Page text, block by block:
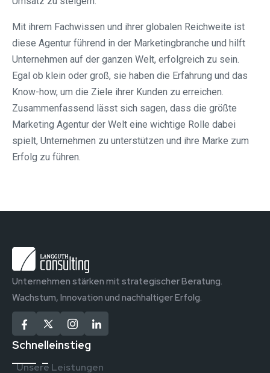
Mit ihrem Fachwissen und ihrer globalen Reichweite ist
diese Agentur führend in der Marketingbranche und hilft
Unternehmen auf der ganzen Welt, erfolgreich zu sein.
Egal ob klein oder groß, sie haben die Erfahrung und das
Know-how, um die Ziele ihrer Kunden zu erreichen.
Zusammenfassend lässt sich sagen, dass die größte
Marketing Agentur der Welt eine wichtige Rolle dabei
spielt, Unternehmen zu unterstützen und ihre Marke zum
Erfolg zu führen.
Unternehmen stärken mit strategischer Beratung.
Wachstum, Innovation und nachhaltiger Erfolg.
Schnelleinstieg
Unsere Leistungen